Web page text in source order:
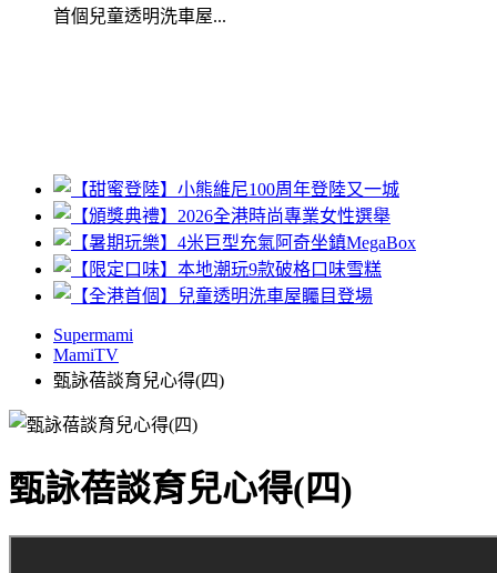
首個兒童透明洗車屋...
Supermami
MamiTV
甄詠蓓談育兒心得(四)
甄詠蓓談育兒心得(四)